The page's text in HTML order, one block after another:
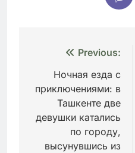
Навигация
записям
Previous:
Ночная езда с
приключениями: в
Ташкенте две
девушки катались
по городу,
высунувшись из